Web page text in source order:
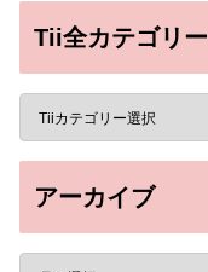
Tii全カテゴリー
アーカイブ